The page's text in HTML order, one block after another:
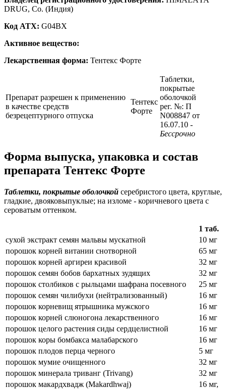
DRUG, Co. (Индия)
Код ATX: G04BX
Активное вещество:
Лекарственная форма: Тентекс Форте
Препарат разрешен к применению
в качестве средств
безрецептурного отпуска
Тентекс
Форте
Таблетки,
покрытые
оболочкой
рег. №: П
N008847 от
16.07.10 -
Бессрочно
Форма выпуска, упаковка и состав
препарата Тентекс Форте
Таблетки, покрытые оболочкой серебристого цвета, круглые,
гладкие, двояковыпуклые; на изломе - коричневого цвета с
сероватым оттенком.
1 таб.
сухой экстракт семян мальвы мускатной
10 мг
порошок корней витании снотворной
65 мг
порошок корней аргиреи красивой
32 мг
порошок семян бобов бархатных зудящих
32 мг
порошок столбиков с рыльцами шафрана посевного
25 мг
порошок семян чилибухи (нейтрализованный)
16 мг
порошок корневищ ятрышника мужского
16 мг
порошок корней слюногона лекарственного
16 мг
порошок целого растения сиды сердцелистной
16 мг
порошок коры бомбакса малабарского
16 мг
порошок плодов перца черного
5 мг
порошок мумие очищенного
32 мг
порошок минерала триванг (Trivang)
32 мг
порошок макардхвадж (Makardhwaj)
16 мг,